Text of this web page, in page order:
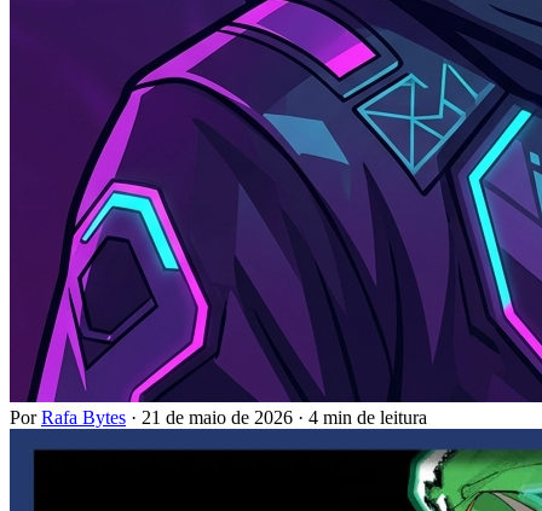
PorRafa Bytes · 21 de maio de 2026 · 4 min de leitura